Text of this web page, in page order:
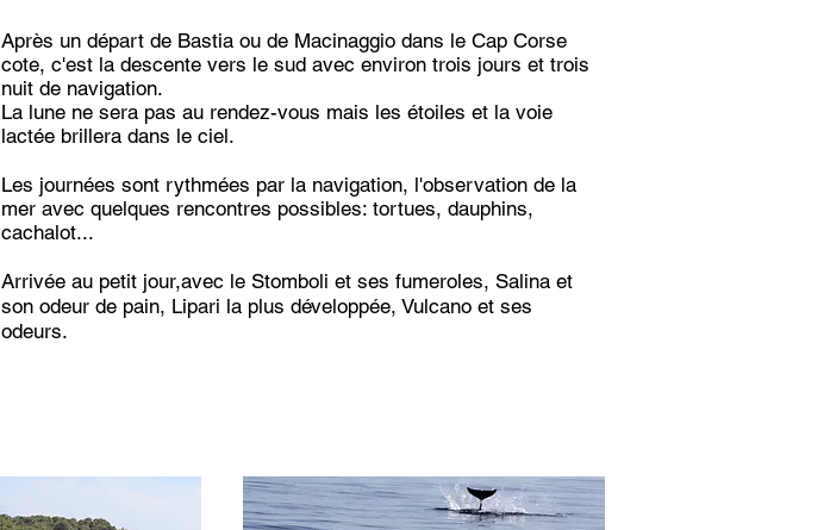
Après un départ de Bastia ou de Macinaggio dans le Cap Corse
cote, c'est la descente vers le sud avec environ trois jours et trois
nuit de navigation.
La lune ne sera pas au rendez-vous mais les étoiles et la voie
lactée brillera dans le ciel.
Les journées sont rythmées par la navigation, l'observation de la
mer avec quelques rencontres possibles: tortues, dauphins,
cachalot...
Arrivée au petit jour,avec le Stomboli et ses fumeroles, Salina et
son odeur de pain, Lipari la plus développée, Vulcano et ses
odeurs.